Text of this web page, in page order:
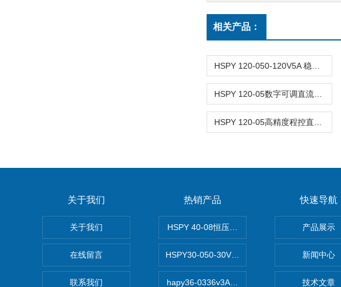
相关产品：
关于我们
关于我们
在线留言
联系我们
热销产品
HSPY 40-08恒压恒流恒功率电源
HSPY30-050-30V/-05A可调直流稳压电源
hapy36-0336v3A高精度小型可编程直流稳压电源
快速导航
产品展示
新闻中心
技术文章